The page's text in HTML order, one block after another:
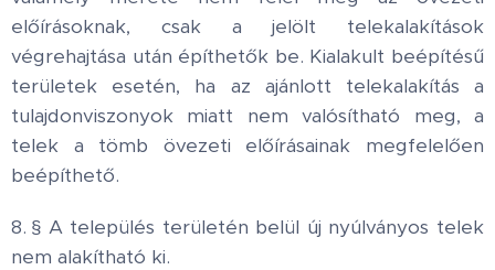
előírásoknak, csak a jelölt telekalakítások
végrehajtása után építhetők be. Kialakult beépítésű
területek esetén, ha az ajánlott telekalakítás a
tulajdonviszonyok miatt nem valósítható meg, a
telek a tömb övezeti előírásainak megfelelően
beépíthető.
8. § A település területén belül új nyúlványos telek
nem alakítható ki.